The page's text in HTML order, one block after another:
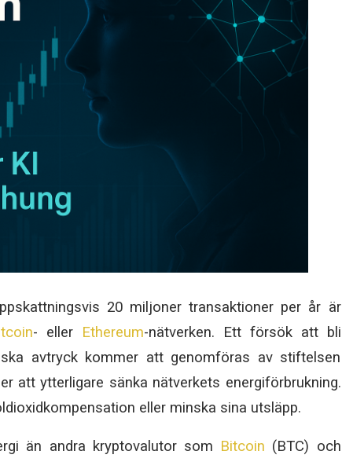
20 miljoner transaktioner per år är
- eller Ethereum-nätverken. Ett försök att bli
avtryck kommer att genomföras av stiftelsen
att ytterligare sänka nätverkets energiförbrukning.
eller minska sina utsläpp.
än andra kryptovalutor som Bitcoin (BTC) och